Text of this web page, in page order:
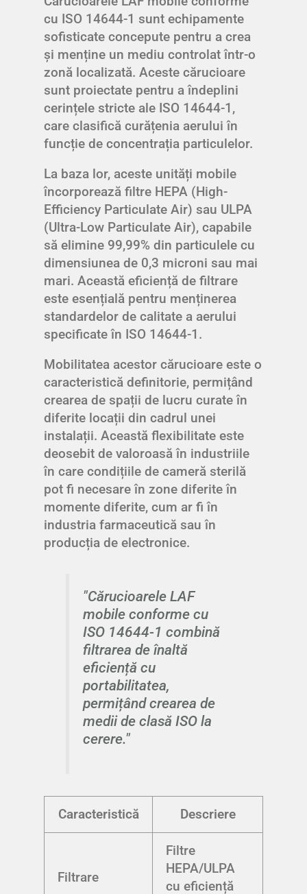
cu ISO 14644-1 sunt echipamente
sofisticate concepute pentru a crea
și menține un mediu controlat într-o
zonă localizată. Aceste cărucioare
sunt proiectate pentru a îndeplini
cerințele stricte ale ISO 14644-1,
care clasifică curățenia aerului în
funcție de concentrația particulelor.
La baza lor, aceste unități mobile
încorporează filtre HEPA (High-
Efficiency Particulate Air) sau ULPA
(Ultra-Low Particulate Air), capabile
să elimine 99,99% din particulele cu
dimensiunea de 0,3 microni sau mai
mari. Această eficiență de filtrare
este esențială pentru menținerea
standardelor de calitate a aerului
specificate în ISO 14644-1.
Mobilitatea acestor cărucioare este o
caracteristică definitorie, permițând
crearea de spații de lucru curate în
diferite locații din cadrul unei
instalații. Această flexibilitate este
deosebit de valoroasă în industriile
în care condițiile de cameră sterilă
pot fi necesare în zone diferite în
momente diferite, cum ar fi în
industria farmaceutică sau în
producția de electronice.
"Cărucioarele LAF
mobile conforme cu
ISO 14644-1 combină
filtrarea de înaltă
eficiență cu
portabilitatea,
permițând crearea de
medii de clasă ISO la
cerere."
Caracteristică Descriere
Filtrare
Filtre
HEPA/ULPA
cu eficiență